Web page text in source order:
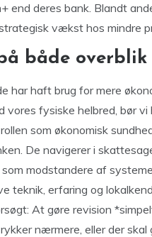
end deres bank. Blandt
vækst hos mindre
både
har haft brug for mere
vores fysiske helbred, bør
som økonomisk
De navigerer i
modstandere af
teknik, erfaring og
At gøre revision
nærmere, eller der